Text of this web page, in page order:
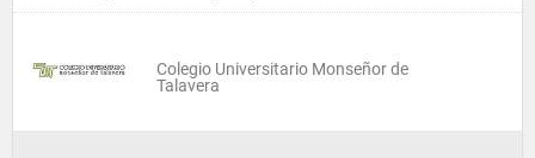
Colegio Universitario Monseñor de
Talavera